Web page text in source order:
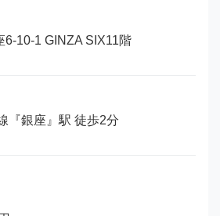
6-10-1 GINZA SIX11階
『銀座』駅 徒歩2分